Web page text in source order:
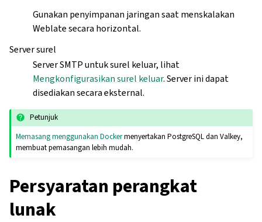
Gunakan penyimpanan jaringan saat menskalakan
Weblate secara horizontal.
Server surel
Server SMTP untuk surel keluar, lihat
Mengkonfigurasikan surel keluar. Server ini dapat
disediakan secara eksternal.
Petunjuk
Memasang menggunakan Dockermenyertakan PostgreSQL dan Valkey,
membuat pemasangan lebih mudah.
Persyaratan perangkat
lunak